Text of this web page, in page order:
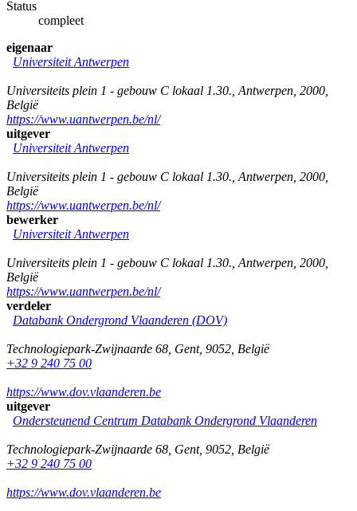
Status
compleet
eigenaar
Universiteit Antwerpen
Universiteits plein 1 - gebouw C lokaal 1.30. Antwerpen 2000
België
https://www.uantwerpen.be/nl/
uitgever
Universiteit Antwerpen
Universiteits plein 1 - gebouw C lokaal 1.30. Antwerpen 2000
België
https://www.uantwerpen.be/nl/
bewerker
Universiteit Antwerpen
Universiteits plein 1 - gebouw C lokaal 1.30. Antwerpen 2000
België
https://www.uantwerpen.be/nl/
verdeler
Databank Ondergrond Vlaanderen (DOV)
Technologiepark-Zwijnaarde 68 Gent, 9052 België
+32 9 240 75 00
https://www.dov.vlaanderen.be
uitgever
Ondersteunend Centrum Databank Ondergrond Vlaanderen
Technologiepark-Zwijnaarde 68 Gent, 9052 België
+32 9 240 75 00
https://www.dov.vlaanderen.be